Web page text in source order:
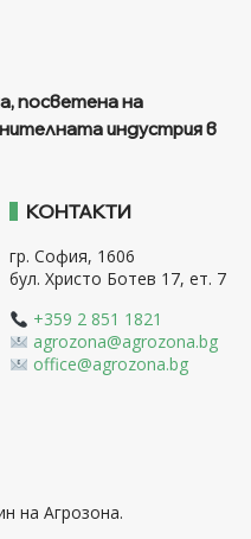
посветена на
индустрия в
КОНТАКТИ
гр. София, 1606
бул. Христо Ботев 17, ет. 7
+359 2 851 1821
agrozona@agrozona.bg
office@agrozona.bg
на Агрозона.